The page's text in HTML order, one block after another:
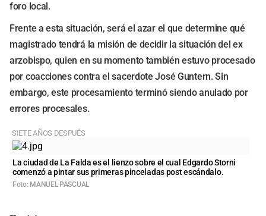
foro local.
Frente a esta situación, será el azar el que determine qué
magistrado tendrá la misión de decidir la situación del ex
arzobispo, quien en su momento también estuvo procesado
por coacciones contra el sacerdote José Guntern. Sin
embargo, este procesamiento terminó siendo anulado por
errores procesales.
SIETE AÑOS DESPUÉS
La ciudad de La Falda es el lienzo sobre el cual Edgardo Storni
comenzó a pintar sus primeras pinceladas post escándalo.
Foto: MANUEL PASCUAL